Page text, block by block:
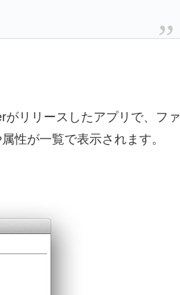
がリリースしたアプリで、ファ
性が一覧で表示されます。